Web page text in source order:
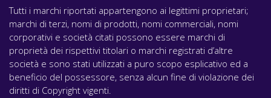
Tutti i marchi riportati appartengono ai legittimi proprietari;
marchi di terzi, nomi di prodotti, nomi commerciali, nomi
corporativi e società citati possono essere marchi di
proprietà dei rispettivi titolari o marchi registrati d’altre
società e sono stati utilizzati a puro scopo esplicativo ed a
beneficio del possessore, senza alcun fine di violazione dei
diritti di Copyright vigenti.